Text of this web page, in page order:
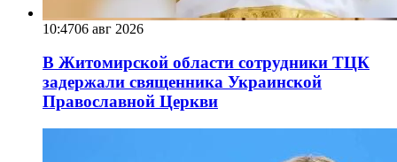
10:4706 авг 2026
В Житомирской области сотрудники ТЦК
задержали священника Украинской
Православной Церкви